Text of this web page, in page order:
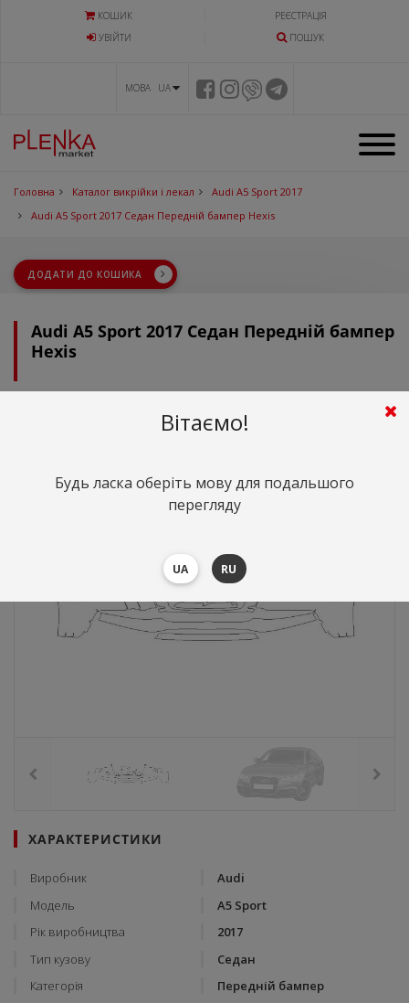
КОШИК
РЕЄСТРАЦІЯ
УВIЙТИ
ПОШУК
МОВА UA
Головна Каталог викрійки і лекал
Audi A5 Sport 2017
Audi A5 Sport 2017 Седан Передній бампер Hexis
ДОДАТИ ДО КОШИКА
Audi A5 Sport 2017 Седан Передній бампер
Hexis
грн.
ХАРАКТЕРИСТИКИ
Виробник
Audi
Модель
A5 Sport
Рік виробництва
2017
Тип кузову
Седан
Категорія
Передній бампер
Вітаємо!
Будь ласка оберіть мову для подальшого
перегляду
UA RU